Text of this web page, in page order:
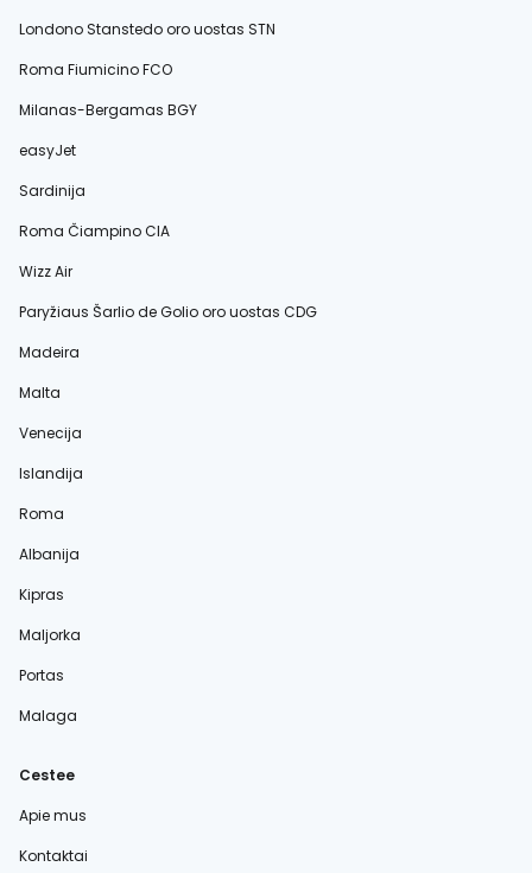
Londono Stanstedo oro uostas STN
Roma Fiumicino FCO
Milanas-Bergamas BGY
easyJet
Sardinija
Roma Čiampino CIA
Wizz Air
Paryžiaus Šarlio de Golio oro uostas CDG
Madeira
Malta
Venecija
Islandija
Roma
Albanija
Kipras
Maljorka
Portas
Malaga
Cestee
Apie mus
Kontaktai